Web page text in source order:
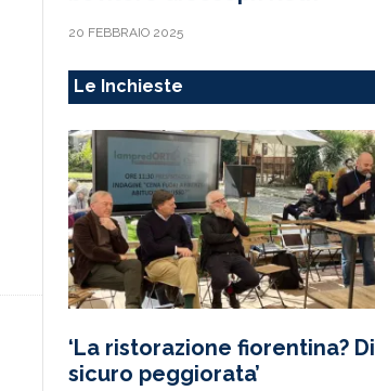
20 FEBBRAIO 2025
Le Inchieste
‘La ristorazione fiorentina? Di
sicuro peggiorata’